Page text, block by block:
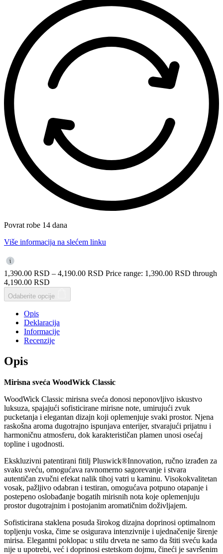
Povrat robe 14 dana
Više informacija na slećem linku
1,390.00 RSD – 4,190.00 RSD Price range: 1,390.00 RSD through
4,190.00 RSD
Odaberite opcije
Opis
Deklaracija
Informacije
Recenzije
Opis
Mirisna sveća WoodWick Classic
WoodWick Classic mirisna sveća donosi neponovljivo iskustvo
luksuza, spajajući sofisticirane mirisne note, umirujući zvuk
pucketanja i elegantan dizajn koji oplemenjuje svaki prostor. Njena
raskošna aroma dugotrajno ispunjava enterijer, stvarajući prijatnu i
harmoničnu atmosferu, dok karakterističan plamen unosi osećaj
topline i ugodnosti.
Ekskluzivni patentirani fitilj Pluswick®Innovation, ručno izrađen za
svaku sveću, omogućava ravnomerno sagorevanje i stvara
autentičan zvučni efekat nalik tihoj vatri u kaminu. Visokokvalitetan
vosak, pažljivo odabran i testiran, omogućava potpuno otapanje i
postepeno oslobađanje bogatih mirisnih nota koje oplemenjuju
prostor dugotrajnim i postojanim aromatičnim doživljajem.
Sofisticirana staklena posuda širokog dizajna doprinosi optimalnom
topljenju voska, čime se osigurava intenzivnije i ujednačenije širenje
mirisa. Elegantni poklopac u stilu drveta ne samo da štiti sveću kada
nije u upotrebi, već i doprinosi estetskom dojmu, čineći je savršenim